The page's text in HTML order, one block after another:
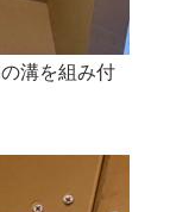
溝を組み付